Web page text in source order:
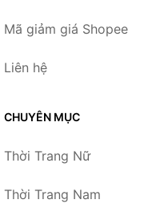
Mã giảm giá Shopee
Liên hệ
CHUYÊN MỤC
Thời Trang Nữ
Thời Trang Nam